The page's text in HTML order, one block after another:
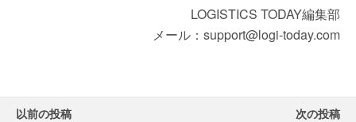
LOGISTICS TODAY編集部
メール：support@logi-today.com
以前の投稿 次の投稿